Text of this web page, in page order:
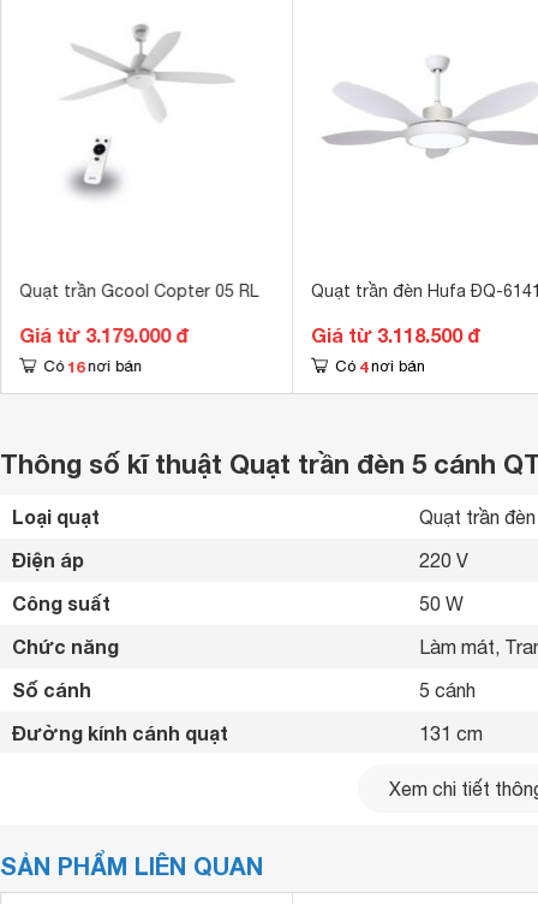
Quạt trần Gcool Copter 05 RL
Giá từ 3.179.000 đ
Có 16 nơi bán
Quạt trần đèn Hufa ĐQ-
Giá từ 3.118.500 đ
Có 4 nơi bán
Thông số kĩ thuật Quạt trần đèn 5 cánh
Loại quạt Quạt trần
Điện áp 220 V
Công suất 50 W
Chức năng Làm mát,
Số cánh 5 cánh
Đường kính cánh quạt 131 cm
3 mức gió
Tiện ích
Lõi motor
Xem chi tiết
SẢN PHẨM LIÊN QUAN